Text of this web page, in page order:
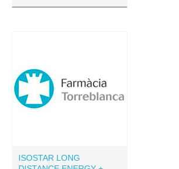
ISOSTAR LONG